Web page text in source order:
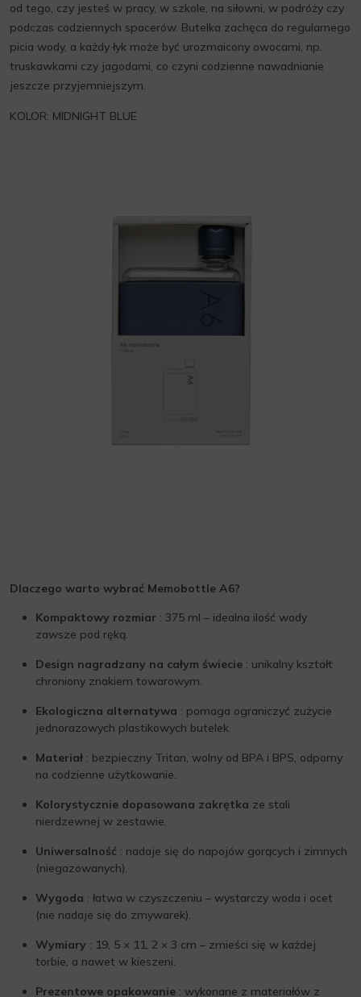
od tego, czy jesteś w pracy, w szkole, na siłowni, w podróży czy
podczas codziennych spacerów. Butelka zachęca do regularnego
picia wody, a każdy łyk może być urozmaicony owocami, np.
truskawkami czy jagodami, co czyni codzienne nawadnianie
jeszcze przyjemniejszym.
KOLOR: MIDNIGHT BLUE
Dlaczego warto wybrać Memobottle A6?
Kompaktowy rozmiar : 375 ml – idealna ilość wody
zawsze pod ręką.
Design nagradzany na całym świecie : unikalny kształt
chroniony znakiem towarowym.
Ekologiczna alternatywa : pomaga ograniczyć zużycie
jednorazowych plastikowych butelek.
Materiał : bezpieczny Tritan, wolny od BPA i BPS, odporny
na codzienne użytkowanie.
Kolorystycznie dopasowana zakrętka ze stali
nierdzewnej w zestawie.
Uniwersalność : nadaje się do napojów gorących i zimnych
(niegazowanych).
Wygoda : łatwa w czyszczeniu – wystarczy woda i ocet
(nie nadaje się do zmywarek).
Wymiary : 19, 5 × 11, 2 × 3 cm – zmieści się w każdej
torbie, a nawet w kieszeni.
Prezentowe opakowanie : wykonane z materiałów z